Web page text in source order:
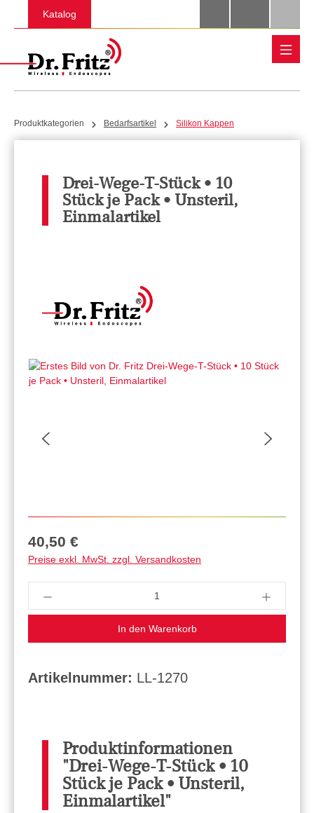
Zum Hauptinhalt springen
Katalog
Produktkategorien Bedarfsartikel Silikon Kappen
Drei-Wege-T-Stück • 10
Stück je Pack • Unsteril,
Einmalartikel
Regulärer Preis:
40,50 €
Preise exkl. MwSt. zzgl. Versandkosten
Produkt Anzahl: Gib den gewünschten Wert
In den Warenkorb
Artikelnummer: LL-1270
Produktinformationen
"Drei-Wege-T-Stück • 10
Stück je Pack • Unsteril,
Einmalartikel"